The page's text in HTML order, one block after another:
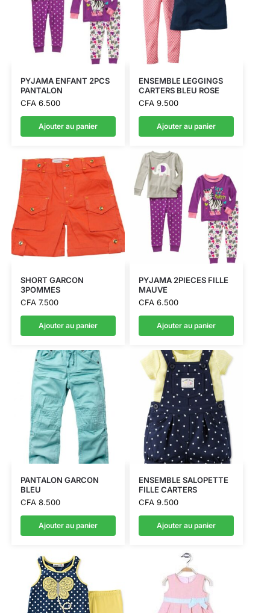
PYJAMA ENFANT 2PCS
PANTALON
CFA6.500
Ajouter au panier
ENSEMBLE LEGGINGS
CARTERS BLEU ROSE
CFA9.500
Ajouter au panier
SHORT GARCON
3POMMES
CFA7.500
Ajouter au panier
PYJAMA 2PIECES FILLE
MAUVE
CFA6.500
Ajouter au panier
PANTALON GARCON
BLEU
CFA8.500
Ajouter au panier
ENSEMBLE SALOPETTE
FILLE CARTERS
CFA9.500
Ajouter au panier